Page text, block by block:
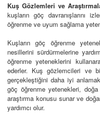
Kuş Gözlemleri ve
kuşların göç davranışlarını
öğrenme ve uyum sağlama
Kuşların göç öğrenme
nesillerini sürdürmelerine
öğrenme yeteneklerini
ederler. Kuş gözlemcileri ve
gerçekleştiğini daha iyi
göç öğrenme yetenekleri,
araştırma konusu sunar ve
yardımcı olur.